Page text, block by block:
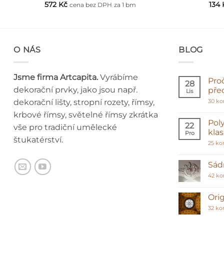
572 Kč cena bez DPH za 1 bm
134
O NÁS
Jsme firma Artcapita. Vyrábíme
dekorační prvky, jako jsou např.
dekorační lišty, stropní rozety, římsy,
krbové římsy, světelné římsy zkrátka
vše pro tradiční umělecké
štukatérství.
BLOG
28
Lis
30
22
Pro
25
42
32